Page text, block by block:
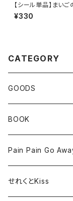
【シール単品】まい
トレンディ☆ゴースト
て つくる えほん～
¥330
CATEGORY
GOODS
BOOK
Pain Pain Go
せれくとKiss